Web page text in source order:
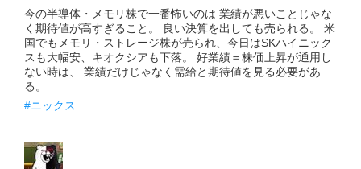
今の半導体・メモリ株で一番怖いのは 業績が悪いことじゃな
く期待値が高すぎること。 良い決算を出しても売られる。 米
国でもメモリ・ストレージ株が売られ、今日はSKハイニック
スも大幅安、キオクシアも下落。 好業績＝株価上昇が通用し
ない時は、 業績だけじゃなく需給と期待値を見る必要があ
る。
#ニックス